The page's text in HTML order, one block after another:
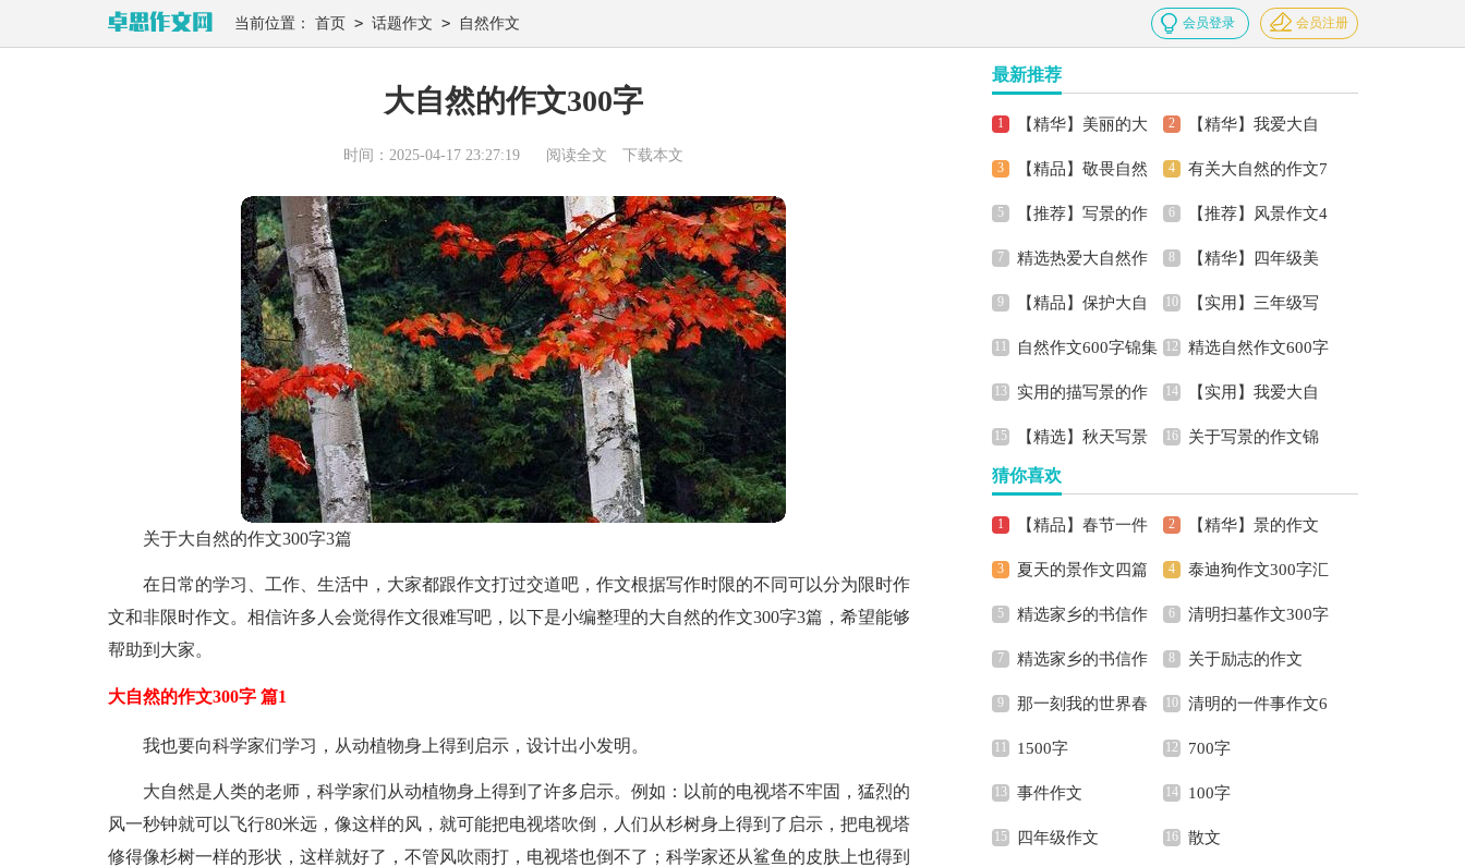
当前位置： 首页 > 话题作文 > 自然作文 会员登录 会员注册
大自然的作文300字
时间：2025-04-17 23:27:19 阅读全文 下载本文
关于大自然的作文300字3篇
在日常的学习、工作、生活中，大家都跟作文打过交道吧，作文根据写作时限的不同可以分为限时作
文和非限时作文。相信许多人会觉得作文很难写吧，以下是小编整理的大自然的作文300字3篇，希望能够
帮助到大家。
大自然的作文300字 篇1
我也要向科学家们学习，从动植物身上得到启示，设计出小发明。
大自然是人类的老师，科学家们从动植物身上得到了许多启示。例如：以前的电视塔不牢固，猛烈的
风一秒钟就可以飞行80米远，像这样的风，就可能把电视塔吹倒，人们从杉树身上得到了启示，把电视塔
修得像杉树一样的形状，这样就好了，不管风吹雨打，电视塔也倒不了；科学家还从鲨鱼的皮肤上也得到
最新推荐
【精华】美丽的大
自然作文七篇
【精华】我爱大自
然作文4篇
【精品】敬畏自然
作文锦集9篇
有关大自然的作文7
篇
【推荐】写景的作
文300字3篇
【推荐】风景作文4
篇
精选热爱大自然作
文汇编六篇
【精华】四年级美
景作文300字锦集九篇
【精品】保护大自
然的作文合集8篇
【实用】三年级写
景作文4篇
自然作文600字锦集
九篇
精选自然作文600字
合集9篇
实用的描写景的作
文5篇
【实用】我爱大自
然作文4篇
【精选】秋天写景
的作文300字锦集9篇
关于写景的作文锦
猜你喜欢
【精品】春节一件
事作文4篇
【精华】景的作文
合集7篇
夏天的景作文四篇 泰迪狗作文300字汇
编六篇
精选家乡的书信作
文四篇
清明扫墓作文300字
4篇
精选家乡的书信作
文四篇
关于励志的作文
【热】
那一刻我的世界春
暖花开中考满分作文
清明的一件事作文6
篇
1500字 700字
事件作文 100字
四年级作文 散文